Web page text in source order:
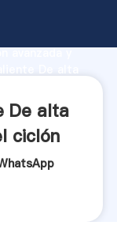
avanzada y
clientes.
De alta
ciclón